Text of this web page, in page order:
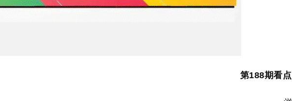
第188期看点